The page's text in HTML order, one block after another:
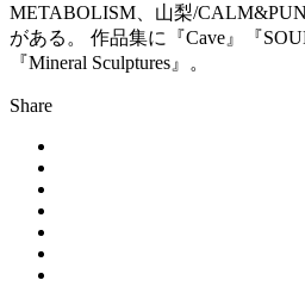
METABOLISM、山梨/
がある。 作品集に『Cave』『
『Mineral Sculptures』。
Share